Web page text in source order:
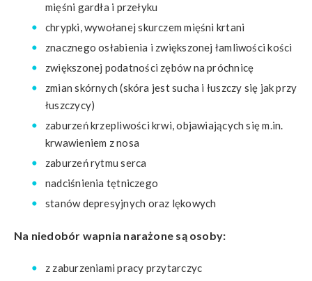
mięśni gardła i przełyku
chrypki, wywołanej skurczem mięśni krtani
znacznego osłabienia i zwiększonej łamliwości kości
zwiększonej podatności zębów na próchnicę
zmian skórnych (skóra jest sucha i łuszczy się jak przy
łuszczycy)
zaburzeń krzepliwości krwi, objawiających się m.in.
krwawieniem z nosa
zaburzeń rytmu serca
nadciśnienia tętniczego
stanów depresyjnych oraz lękowych
Na niedobór wapnia narażone są osoby:
z zaburzeniami pracy przytarczyc